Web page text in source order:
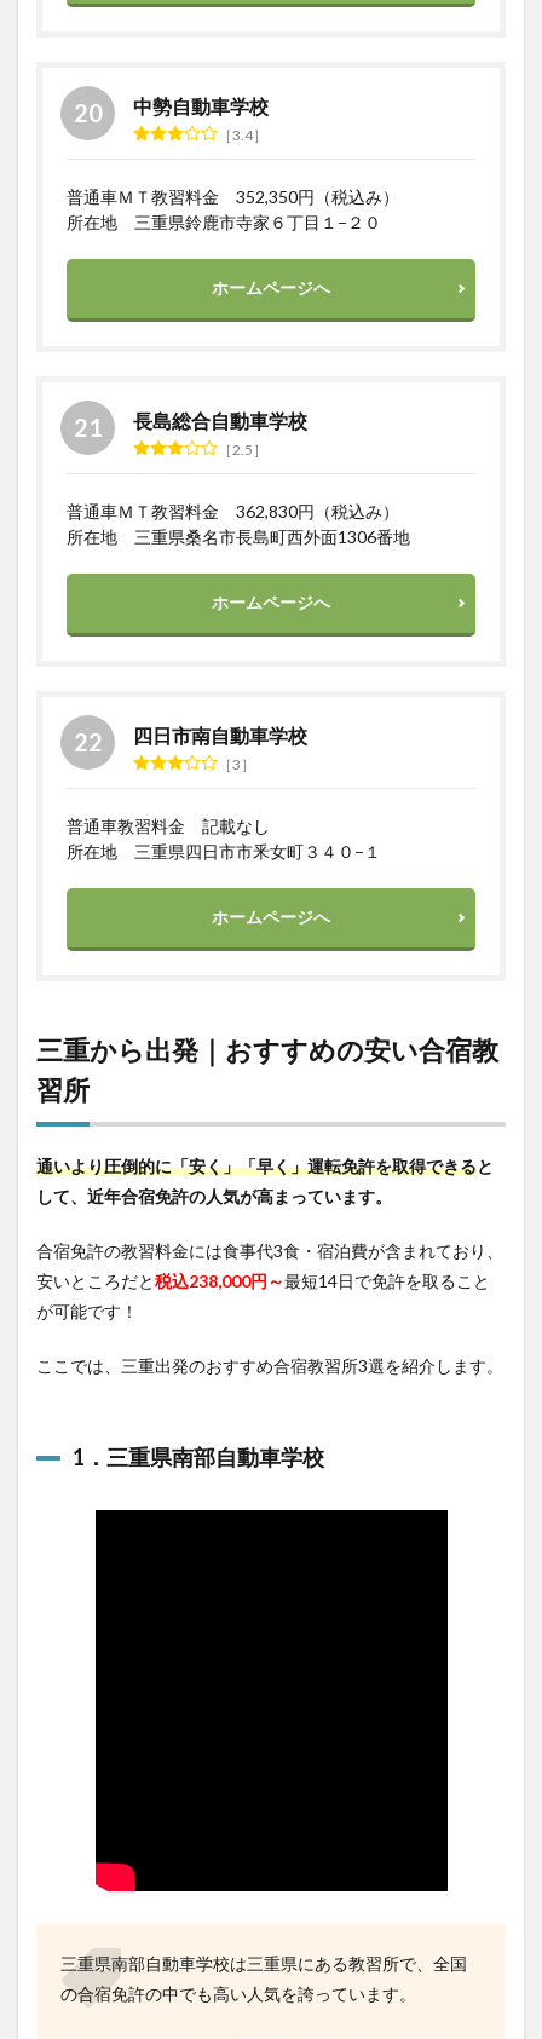
中勢自動車学校
3.4
普通車ＭＴ教習料金 352,350円（税込み）
所在地 三重県鈴鹿市寺家６丁目１−２０
ホームページへ
長島総合自動車学校
2.5
普通車ＭＴ教習料金 362,830円（税込み）
所在地 三重県桑名市長島町西外面1306番地
ホームページへ
四日市南自動車学校
3
普通車教習料金 記載なし
所在地 三重県四日市市釆女町３４０−１
ホームページへ
三重から出発｜おすすめの安い合宿教
習所
通いより圧倒的に「安く」「早く」運転免許を取得できると
して、近年合宿免許の人気が高まっています。
合宿免許の教習料金には食事代3食・宿泊費が含まれており、
安いところだと税込238,000円～最短14日で免許を取ること
が可能です！
ここでは、三重出発のおすすめ合宿教習所3選を紹介します。
1．三重県南部自動車学校
三重県南部自動車学校は三重県にある教習所で、全国
の合宿免許の中でも高い人気を誇っています。